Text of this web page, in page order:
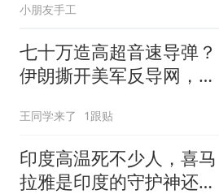
小朋友手工
七十万造高超音速导弹？
伊朗撕开美军反导网，炸
王同学来了 1跟贴
印度高温死不少人，喜马
拉雅是印度的守护神还是